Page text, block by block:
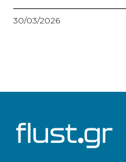
30/03/2026